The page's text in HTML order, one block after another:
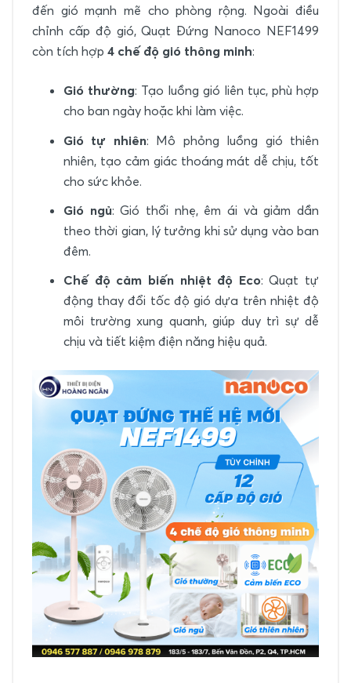
đến gió mạnh mẽ cho phòng rộng. Ngoài điều
chỉnh cấp độ gió, Quạt Đứng Nanoco NEF1499
còn tích hợp 4 chế độ gió thông minh:
Gió thường: Tạo luồng gió liên tục, phù hợp
cho ban ngày hoặc khi làm việc.
Gió tự nhiên: Mô phỏng luồng gió thiên
nhiên, tạo cảm giác thoáng mát dễ chịu, tốt
cho sức khỏe.
Gió ngủ: Gió thổi nhẹ, êm ái và giảm dần
theo thời gian, lý tưởng khi sử dụng vào ban
đêm.
Chế độ cảm biến nhiệt độ Eco: Quạt tự
động thay đổi tốc độ gió dựa trên nhiệt độ
môi trường xung quanh, giúp duy trì sự dễ
chịu và tiết kiệm điện năng hiệu quả.